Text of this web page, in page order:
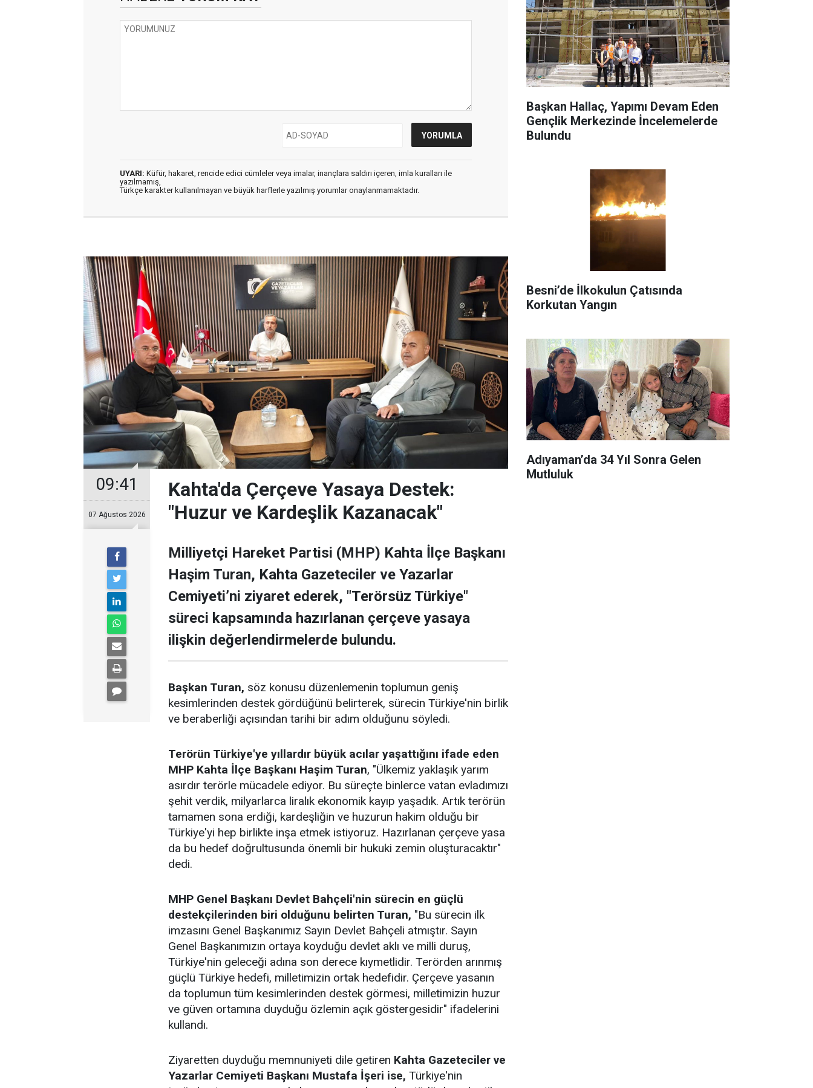
UYARI: Küfür, hakaret, rencide edici cümleler veya imalar, inançlara saldırı içeren, imla kuralları ile
yazılmamış,
Türkçe karakter kullanılmayan ve büyük harflerle yazılmış yorumlar onaylanmamaktadır.
09:41
07 Ağustos 2026
Kahta'da Çerçeve Yasaya Destek:
"Huzur ve Kardeşlik Kazanacak"
Milliyetçi Hareket Partisi (MHP) Kahta İlçe Başkanı
Haşim Turan, Kahta Gazeteciler ve Yazarlar
Cemiyeti’ni ziyaret ederek, "Terörsüz Türkiye"
süreci kapsamında hazırlanan çerçeve yasaya
ilişkin değerlendirmelerde bulundu.
Başkan Turan, söz konusu düzenlemenin toplumun geniş
kesimlerinden destek gördüğünü belirterek, sürecin Türkiye'nin birlik
ve beraberliği açısından tarihi bir adım olduğunu söyledi.
Terörün Türkiye'ye yıllardır büyük acılar yaşattığını ifade eden
MHP Kahta İlçe Başkanı Haşim Turan, "Ülkemiz yaklaşık yarım
asırdır terörle mücadele ediyor. Bu süreçte binlerce vatan evladımızı
şehit verdik, milyarlarca liralık ekonomik kayıp yaşadık. Artık terörün
tamamen sona erdiği, kardeşliğin ve huzurun hakim olduğu bir
Türkiye'yi hep birlikte inşa etmek istiyoruz. Hazırlanan çerçeve yasa
da bu hedef doğrultusunda önemli bir hukuki zemin oluşturacaktır"
dedi.
MHP Genel Başkanı Devlet Bahçeli'nin sürecin en güçlü
destekçilerinden biri olduğunu belirten Turan, "Bu sürecin ilk
imzasını Genel Başkanımız Sayın Devlet Bahçeli atmıştır. Sayın
Genel Başkanımızın ortaya koyduğu devlet aklı ve milli duruş,
Türkiye'nin geleceği adına son derece kıymetlidir. Terörden arınmış
güçlü Türkiye hedefi, milletimizin ortak hedefidir. Çerçeve yasanın
da toplumun tüm kesimlerinden destek görmesi, milletimizin huzur
ve güven ortamına duyduğu özlemin açık göstergesidir" ifadelerini
kullandı.
Ziyaretten duyduğu memnuniyeti dile getiren Kahta Gazeteciler ve
Yazarlar Cemiyeti Başkanı Mustafa İşeri ise, Türkiye'nin
Başkan Hallaç, Yapımı Devam Eden
Gençlik Merkezinde İncelemelerde
Bulundu
Besni’de İlkokulun Çatısında
Korkutan Yangın
Adıyaman’da 34 Yıl Sonra Gelen
Mutluluk